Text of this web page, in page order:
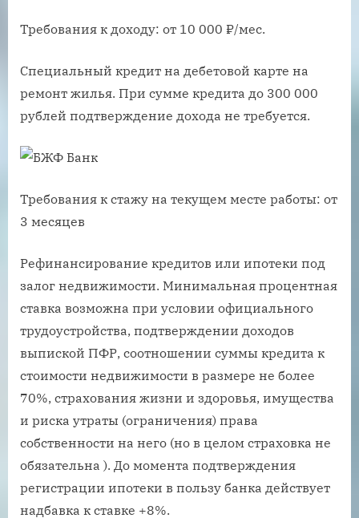
Требования к доходу: от 10 000 ₽/мес.
Специальный кредит на дебетовой карте на
ремонт жилья. При сумме кредита до 300 000
рублей подтверждение дохода не требуется.
Требования к стажу на текущем месте работы: от
3 месяцев
Рефинансирование кредитов или ипотеки под
залог недвижимости. Минимальная процентная
ставка возможна при условии официального
трудоустройства, подтверждении доходов
выпиской ПФР, соотношении суммы кредита к
стоимости недвижимости в размере не более
70%, страхования жизни и здоровья, имущества
и риска утраты (ограничения) права
собственности на него (но в целом страховка не
обязательна ). До момента подтверждения
регистрации ипотеки в пользу банка действует
надбавка к ставке +8%.